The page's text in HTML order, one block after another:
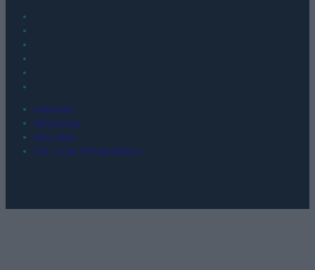
KONTAKT
REDAKCJA
REKLAMA
POLITYKA PRYWATNOŚCI